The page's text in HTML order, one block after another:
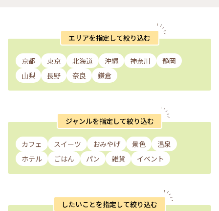
エリアを指定して絞り込む
京都 東京 北海道 沖縄 神奈川
静岡
山梨
長野 奈良 鎌倉
ジャンルを指定して絞り込む
カフェ スイーツ おみやげ 景色
温泉
ホテル
ごはん パン 雑貨 イベント
したいことを指定して絞り込む